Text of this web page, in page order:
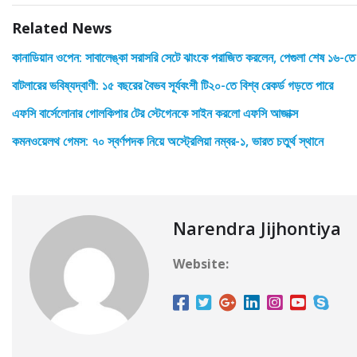
Related News
কানাডিয়ান ওপেন: সাবালেঙ্কা সরাসরি সেটে ঝাংকে পরাজিত করলেন, পেগুলা শেষ ১৬-
বাটলারের ভবিষ্যদ্বাণী: ১৫ বছরের বৈভব সূর্যবংশী টি২০-তে বিশ্ব রেকর্ড গড়তে পারে
এফসি বার্সেলোনার গোলকিপার টের স্টেগেনকে সাইন করলো এফসি আজাক্স
কমনওয়েলথ গেমস: ৭০ স্বর্ণপদক নিয়ে অস্ট্রেলিয়া নম্বর-১, ভারত চতুর্থ স্থানে
Narendra Jijhontiya
Website: